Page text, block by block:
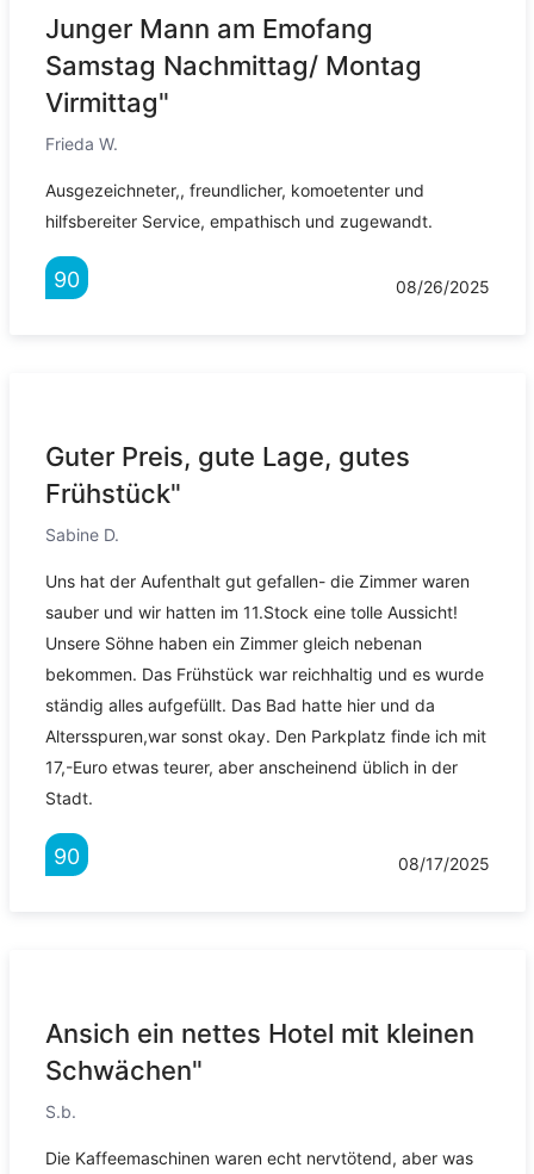
Junger Mann am Emofang
Samstag Nachmittag/ Montag
Virmittag"
Frieda W.
Ausgezeichneter,, freundlicher, komoetenter und
hilfsbereiter Service, empathisch und zugewandt.
90 08/26/2025
Guter Preis, gute Lage, gutes
Frühstück"
Sabine D.
Uns hat der Aufenthalt gut gefallen- die Zimmer waren
sauber und wir hatten im 11.Stock eine tolle Aussicht!
Unsere Söhne haben ein Zimmer gleich nebenan
bekommen. Das Frühstück war reichhaltig und es wurde
ständig alles aufgefüllt. Das Bad hatte hier und da
Altersspuren,war sonst okay. Den Parkplatz finde ich mit
17,-Euro etwas teurer, aber anscheinend üblich in der
Stadt.
90 08/17/2025
Ansich ein nettes Hotel mit kleinen
Schwächen"
S.b.
Die Kaffeemaschinen waren echt nervtötend, aber was